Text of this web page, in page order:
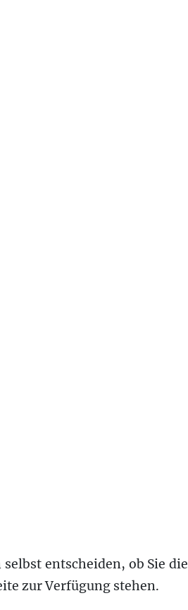
entscheiden, ob Sie die
zur Verfügung stehen.